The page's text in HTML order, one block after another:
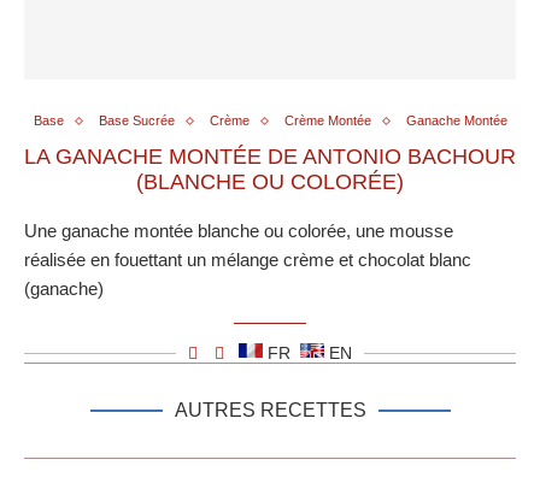
Base Base Sucrée Crème Crème Montée Ganache Montée
LA GANACHE MONTÉE DE ANTONIO BACHOUR
(BLANCHE OU COLORÉE)
Une ganache montée blanche ou colorée, une mousse
réalisée en fouettant un mélange crème et chocolat blanc
(ganache)
FR EN
AUTRES RECETTES